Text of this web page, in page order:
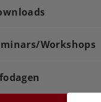
Workshops